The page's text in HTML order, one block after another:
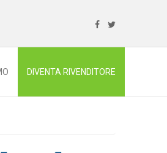
DIVENTA RIVENDITORE